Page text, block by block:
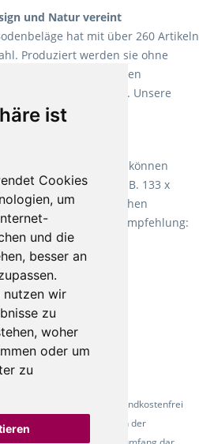
ist
Cookies
um
und die
besser an
nutzen wir
zu
woher
oder um
zu
und Natur vereint
hat mit über 260 Artikeln
Produziert werden sie ohne
Mit allen verfügbaren
Bauvorhaben attraktiv. Unsere
Layer XXL.
Laufgefühl
es schon lange vor. Sie können
Sondermaß kaufen, z.B. 133 x
aufgrund der weichen
Zusatzboden. Unsere Empfehlung:
- Alle Artikel versandkostenfrei
Die Abbildungen dienen der